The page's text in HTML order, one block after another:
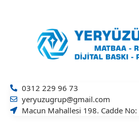
0312 229 96 73
yeryuzugrup@gmail.com
Macun Mahallesi 198. Cadde No: